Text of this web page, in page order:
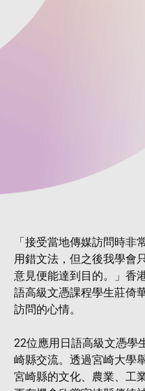
「接受當地傳媒訪問時非
用錯文法，但之後我學會
意見便能達到目的。」香
語高級文憑課程學生莊倚
訪問的心情。
22位應用日語高級文憑學
崎縣交流。透過宮崎大學
宮崎縣的文化、農業、工